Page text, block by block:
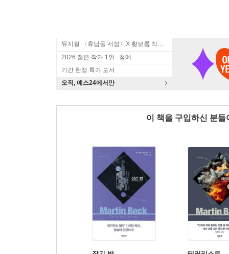
뮤지컬 〈휴남동 서점〉X 황보름 작가 북토크
2026 젊은 작가 1위 : 청예
기간 한정 특가 도서
오직, 예스24에서만
이 책을 구입하신 분